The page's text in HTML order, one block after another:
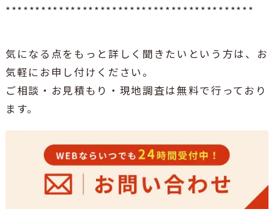
******************************************
気になる点をもっと詳しく聞きたいという方は、お
気軽にお申し付けください。
ご相談・お見積もり・現地調査は無料で行っており
ます。